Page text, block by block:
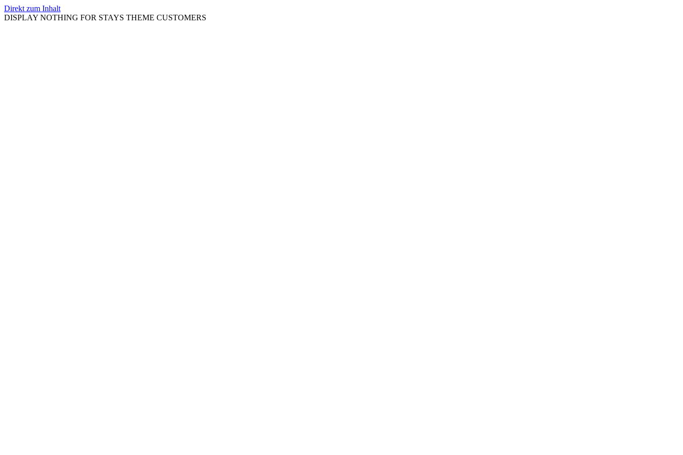
Direkt zum Inhalt
DISPLAY NOTHING FOR STAYS THEME CUSTOMERS